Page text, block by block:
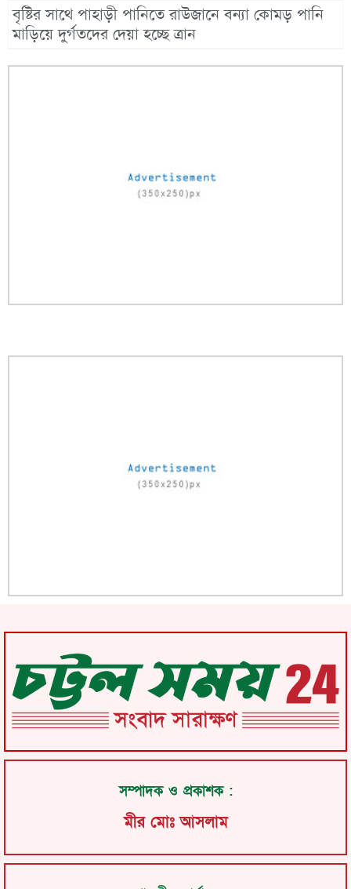
বৃষ্টির সাথে পাহাড়ী পানিতে রাউজানে বন্যা কোমড় পানি
মাড়িয়ে দুর্গতদের দেয়া হচ্ছে ত্রান
সম্পাদক ও প্রকাশক :
মীর মোঃ আসলাম